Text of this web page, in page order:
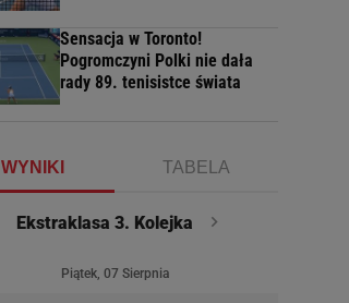
Sensacja w Toronto!
Pogromczyni Polki nie dała
rady 89. tenisistce świata
WYNIKI TABELA
Ekstraklasa 3. Kolejka
Piątek, 07 Sierpnia